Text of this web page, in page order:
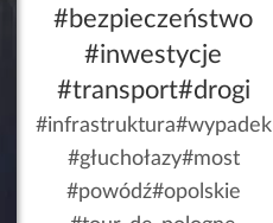
#bezpieczeństwo
#inwestycje
#transport#drogi
#infrastruktura#wypadek
#głuchołazy#most
#powódź#opolskie